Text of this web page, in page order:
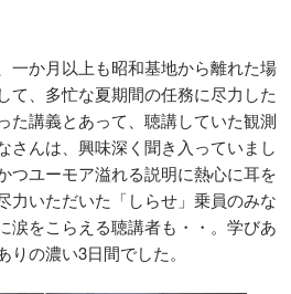
一か月以上も昭和基地から離れた場
て、多忙な夏期間の任務に尽力した
た講義とあって、聴講していた観測
さんは、興味深く聞き入っていまし
つユーモア溢れる説明に熱心に耳を
力いただいた「しらせ」乗員のみな
涙をこらえる聴講者も・・。学びあ
の濃い3日間でした。